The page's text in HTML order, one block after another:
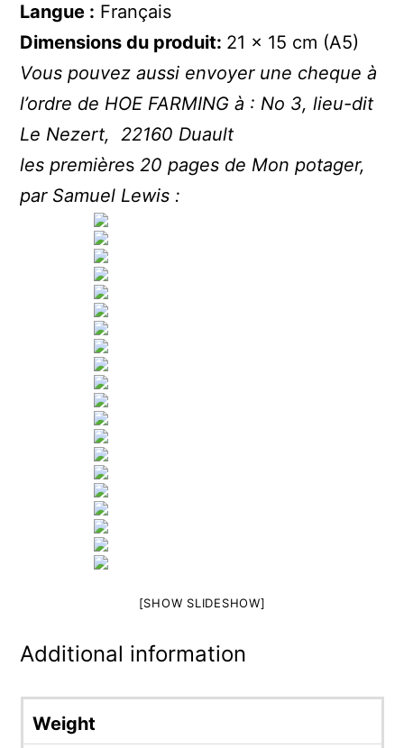
Langue : Français
Dimensions du produit: 21 x 15 cm (A5)
Vous pouvez aussi envoyer une cheque à
l’ordre de HOE FARMING à : No 3, lieu-dit
Le Nezert, 22160 Duault
les premières 20 pages de Mon potager,
par Samuel Lewis :
[SHOW SLIDESHOW]
Additional information
Weight